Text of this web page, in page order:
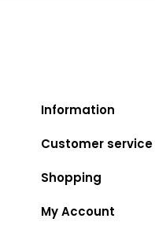
Information
Customer service
Shopping
My Account